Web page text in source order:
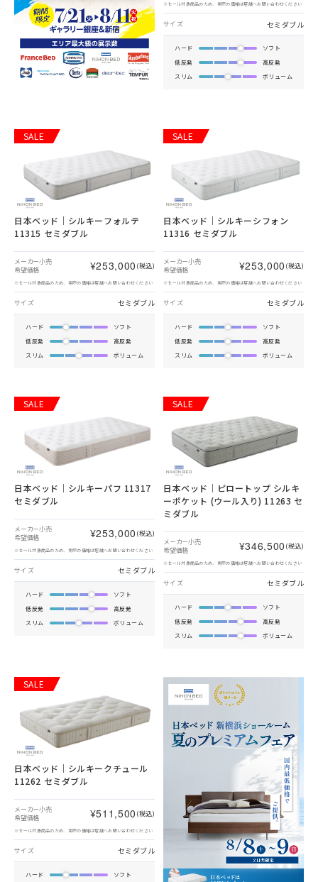
※セール対象商品のため、実際の価格は店舗へお問い合わせください
サイズ セミダブル
ハード
ソフト
低反発
高反発
スリム
ボリューム
SALE
日本ベッド｜シルキーフォルテ
11315 セミダブル
メーカー小売
希望価格
¥253,000 (税込)
※セール対象商品のため、実際の価格は店舗へお問い合わせください
サイズ セミダブル
ハード
ソフト
低反発
高反発
スリム
ボリューム
SALE
日本ベッド｜シルキーシフォン
11316 セミダブル
メーカー小売
希望価格
¥253,000 (税込)
※セール対象商品のため、実際の価格は店舗へお問い合わせください
サイズ セミダブル
ハード
ソフト
低反発
高反発
スリム
ボリューム
SALE
日本ベッド｜シルキーパフ 11317
セミダブル
メーカー小売
希望価格
¥253,000 (税込)
※セール対象商品のため、実際の価格は店舗へお問い合わせください
サイズ セミダブル
ハード
ソフト
低反発
高反発
スリム
ボリューム
SALE
日本ベッド｜ピロートップ シルキ
ーポケット (ウール入り) 11263 セ
ミダブル
メーカー小売
希望価格
¥346,500 (税込)
※セール対象商品のため、実際の価格は店舗へお問い合わせください
サイズ セミダブル
ハード
ソフト
低反発
高反発
スリム
ボリューム
SALE
日本ベッド｜シルキークチュール
11262 セミダブル
メーカー小売
希望価格
¥511,500 (税込)
※セール対象商品のため、実際の価格は店舗へお問い合わせください
サイズ セミダブル
ハード ソフト